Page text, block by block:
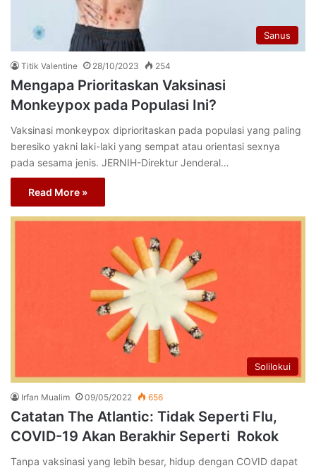
Sanus
Titik Valentine 28/10/2023 254
Mengapa Prioritaskan Vaksinasi
Monkeypox pada Populasi Ini?
Vaksinasi monkeypox diprioritaskan pada populasi yang paling
beresiko yakni laki-laki yang sempat atau orientasi sexnya
pada sesama jenis. JERNIH-Direktur Jenderal…
Read More »
Solilokui
Irfan Mualim 09/05/2022 656
Catatan The Atlantic: Tidak Seperti Flu,
COVID-19 Akan Berakhir Seperti Rokok
Tanpa vaksinasi yang lebih besar, hidup dengan COVID dapat